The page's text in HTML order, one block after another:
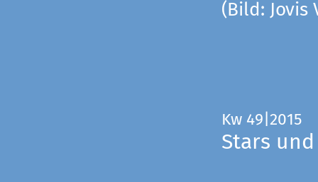
(Bild: Jovis
Kw 49|2015
Stars